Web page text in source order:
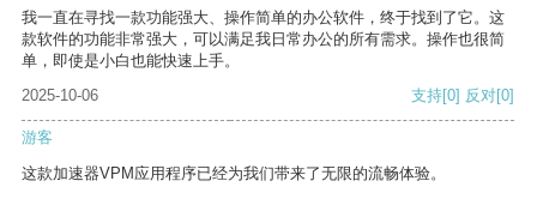
我一直在寻找一款功能强大、操作简单的办公软件，终于找到了它。这
款软件的功能非常强大，可以满足我日常办公的所有需求。操作也很简
单，即使是小白也能快速上手。
2025-10-06
支持[0] 反对[0]
游客
这款加速器VPM应用程序已经为我们带来了无限的流畅体验。